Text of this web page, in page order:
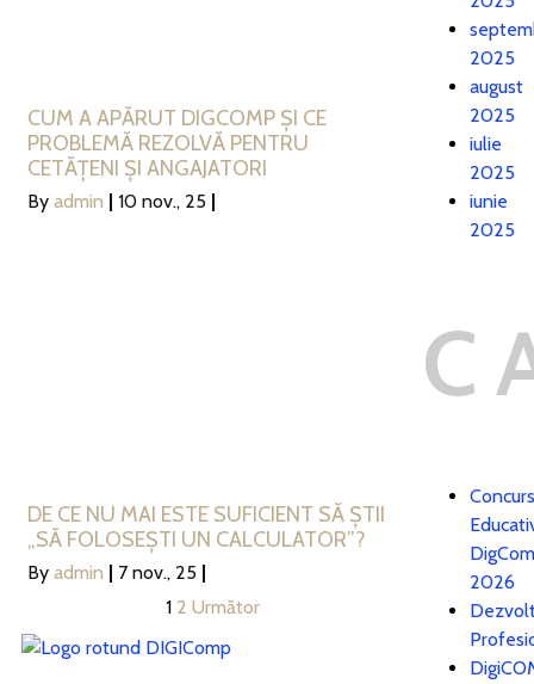
CUM A APĂRUT DIGCOMP ȘI CE
PROBLEMĂ REZOLVĂ PENTRU
CETĂȚENI ȘI ANGAJATORI
By admin | 10 nov., 25 |
DE CE NU MAI ESTE SUFICIENT SĂ ȘTII
„SĂ FOLOSEȘTI UN CALCULATOR”?
By admin | 7 nov., 25 |
1 2 Următor
2025
august
2025
iulie
2025
iunie
2025
Concurs
2026